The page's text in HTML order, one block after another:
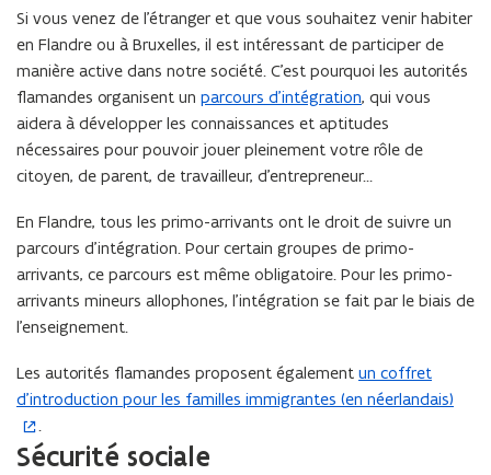
s
s
a
i
r
s
p
u
r
s
é
j
u
r
n
e
r
e
s
s
a
r
e
s
o
u
r
s
é
o
u
r
n
e
v
r
i
r
a
d
a
s
u
n
e
n
u
v
l
Si vous venez de l’étranger et que vous souhaitez venir habiter
en Flandre ou à Bruxelles, il est intéressant de participer de
manière active dans notre société. C’est pourquoi les autorités
flamandes organisent un parcours d’intégration, qui vous
aidera à développer les connaissances et aptitudes
nécessaires pour pouvoir jouer pleinement votre rôle de
citoyen, de parent, de travailleur, d’entrepreneur…
En Flandre, tous les primo-arrivants ont le droit de suivre un
parcours d’intégration. Pour certain groupes de primo-
arrivants, ce parcours est même obligatoire. Pour les primo-
arrivants mineurs allophones, l’intégration se fait par le biais de
l’enseignement.
Les autorités flamandes proposent également un coffret
d’introduction pour les familles immigrantes (en néerlandais)
(
S
.
Sécurité sociale